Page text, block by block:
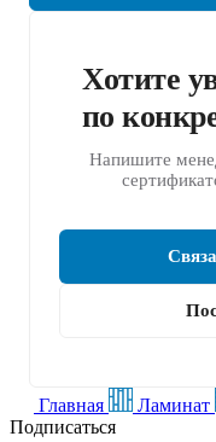
Хотите
по
Напишите
Главная Ламинат
Подписаться